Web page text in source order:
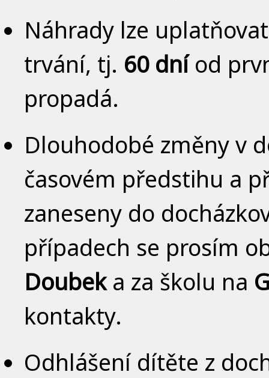
Náhrady lze
trvání, tj. 60 dníod
propadá.
Dlouhodobé změny v
časovém předstihu a
zaneseny do
případech se prosím
Doubeka za školu na
kontakty.
Odhlášení dítěte z